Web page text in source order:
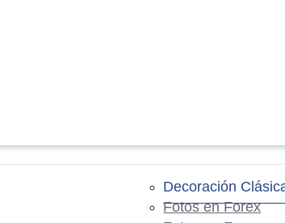
Decoración
Fotos en Forex